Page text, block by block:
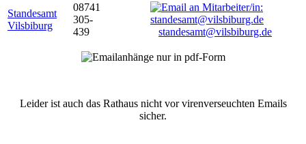
Standesamt
Vilsbiburg
08741
305-
439
standesamt@vilsbiburg.de
Leider ist auch das Rathaus nicht vor virenverseuchten Emails
sicher.